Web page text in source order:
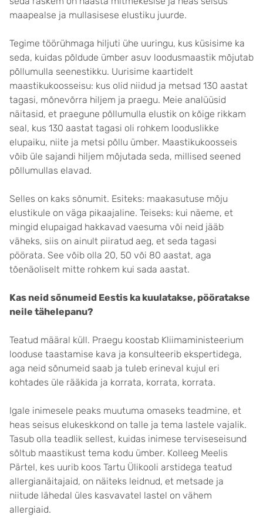
maapealse ja mullasisese elustiku juurde.
Tegime töörühmaga hiljuti ühe uuringu, kus küsisime ka
seda, kuidas põldude ümber asuv loodusmaastik mõjutab
põllumulla seenestikku. Uurisime kaartidelt
maastikukoosseisu: kus olid niidud ja metsad 130 aastat
tagasi, mõnevõrra hiljem ja praegu. Meie analüüsid
näitasid, et praegune põllumulla elustik on kõige rikkam
seal, kus 130 aastat tagasi oli rohkem looduslikke
elupaiku, niite ja metsi põllu ümber. Maastikukoosseis
võib üle sajandi hiljem mõjutada seda, millised seened
põllumullas elavad.
Selles on kaks sõnumit. Esiteks: maakasutuse mõju
elustikule on väga pikaajaline. Teiseks: kui näeme, et
mingid elupaigad hakkavad vaesuma või neid jääb
väheks, siis on ainult piiratud aeg, et seda tagasi
pöörata. See võib olla 20, 50 või 80 aastat, aga
tõenäoliselt mitte rohkem kui sada aastat.
Kas neid sõnumeid Eestis ka kuulatakse, pööratakse
neile tähelepanu?
Teatud määral küll. Praegu koostab Kliimaministeerium
looduse taastamise kava ja konsulteerib ekspertidega,
aga neid sõnumeid saab ja tuleb erineval kujul eri
kohtades üle rääkida ja korrata, korrata, korrata.
Igale inimesele peaks muutuma omaseks teadmine, et
heas seisus elukeskkond on talle ja tema lastele vajalik.
Tasub olla teadlik sellest, kuidas inimese terviseseisund
sõltub maastikust tema kodu ümber. Kolleeg Meelis
Pärtel, kes uurib koos Tartu Ülikooli arstidega teatud
allergianäitajaid, on näiteks leidnud, et metsade ja
niitude lähedal üles kasvavatel lastel on vähem
allergiaid.